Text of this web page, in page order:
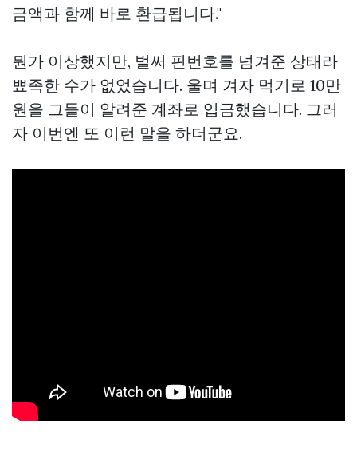
금액과 함께 바로 환급됩니다."
뭔가 이상했지만, 벌써 핀번호를 넘겨준 상태라
뾰족한 수가 없었습니다. 울며 겨자 먹기로 10만
원을 그들이 알려준 계좌로 입금했습니다. 그러
자 이번엔 또 이런 말을 하더군요.